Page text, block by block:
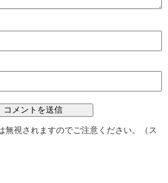
無視されますのでご注意ください。（ス